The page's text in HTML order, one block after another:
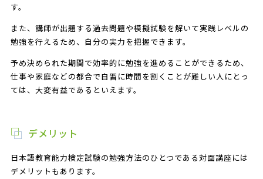
す。
また、講師が出題する過去問題や模擬試験を解いて実践レベルの
勉強を行えるため、自分の実力を把握できます。
予め決められた期間で効率的に勉強を進めることができるため、
仕事や家庭などの都合で自習に時間を割くことが難しい人にとっ
ては、大変有益であるといえます。
デメリット
日本語教育能力検定試験の勉強方法のひとつである対面講座には
デメリットもあります。